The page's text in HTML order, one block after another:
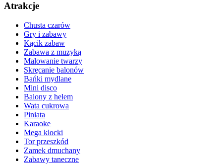
Atrakcje
Chusta czarów
Gry i zabawy
Kącik zabaw
Zabawa z muzyką
Malowanie twarzy
Skręcanie balonów
Bańki mydlane
Mini disco
Balony z helem
Wata cukrowa
Piniata
Karaoke
Mega klocki
Tor przeszkód
Zamek dmuchany
Zabawy taneczne